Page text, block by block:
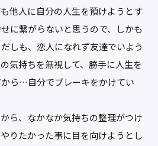
他人に自分の人生を預けようとす
に繋がらないと思うので、しかも
しも、恋人になれず友達でいよう
気持ちを無視して、勝手に人生を
ら…自分でブレーキをかけてい
ら、なかなか気持ちの整理がつけ
りたかった事に目を向けようとし